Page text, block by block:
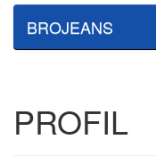
BROJEANS
PROFIL